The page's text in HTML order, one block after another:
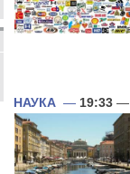
НАУКА — 19:33 —